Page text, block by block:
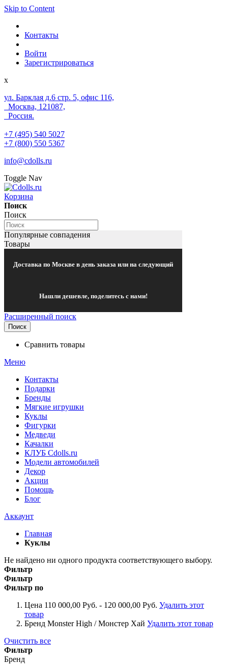
Skip to Content
Контакты
Войти
Зарегистрироваться
x
ул. Барклая д.6 стр. 5, офис 116,
Москва, 121087,
Россия.
+7 (495) 540 5027
+7 (800) 550 5367
info@cdolls.ru
Toggle Nav
Корзина
Поиск
Поиск
Популярные совпадения
Товары
Доставка по Москве в день заказа или на следующий
Нашли дешевле, поделитесь с нами!
Расширенный поиск
Поиск
Сравнить товары
Меню
Контакты
Подарки
Бренды
Мягкие игрушки
Куклы
Фигурки
Медведи
Качалки
КЛУБ Cdolls.ru
Модели автомобилей
Декор
Акции
Помощь
Блог
Аккаунт
Главная
Куклы
Не найдено ни одного продукта соответствующего выбору.
Фильтр
Фильтр
Фильтр по
Цена 110 000,00 Руб. - 120 000,00 Руб. Удалить этот
товар
Бренд Monster High / Монстер Хай Удалить этот товар
Очистить все
Фильтр
Бренд